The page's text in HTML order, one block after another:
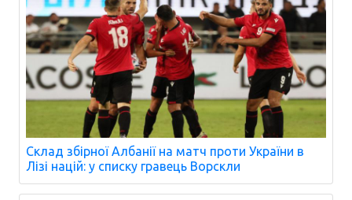
Склад збірної Албанії на матч проти України в
Лізі націй: у списку гравець Ворскли